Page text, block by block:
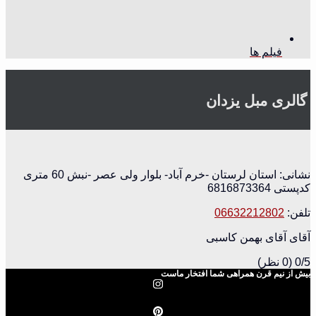
فیلم ها
گالری مبل یزدان
نشانی: استان لرستان -خرم آباد- بلوار ولی عصر -نبش 60 متری
کدپستی 6816873364
تلفن: 06632212802
آقای آقای بهمن کاسبی
0/5 (0 نظر)
بیش از نیم قرن همراهی شما افتخار ماست